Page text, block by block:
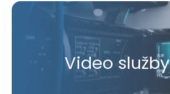
Video služby